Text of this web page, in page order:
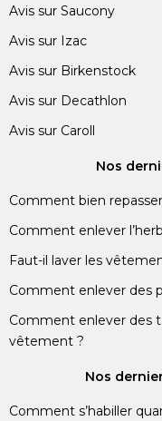
Avis sur Saucony
Avis sur Izac
Avis sur Birkenstock
Avis sur Decathlon
Avis sur Caroll
Nos
Comment bien
Comment enlever
Faut-il laver les
Comment enlever des
Comment enlever des
vêtement ?
Nos
Comment s’habiller